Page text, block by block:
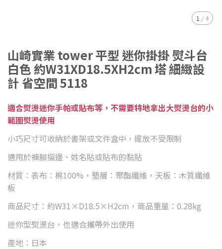
1 / 4
山崎實業 tower 平型 迷你掛掛 熨斗台
白色 約W31XD18.5XH2cm 塔 細緻設
計 省空間 5118
適合熨燙迷你手帕或貼布等，不需要特地拿出大熨燙台的小
範圍熨燙使用
小巧尺寸可收納於書架或文件盒中，擺放不受限制
適用於褲腳摺邊、姓名貼或貼布的黏貼
材質：表布：棉100%，墊層：聚酯纖維，天板：木質纖維
板
商品尺寸：約W31×D18.5×H2cm，商品重量：0.28kg
迷你型熨燙台，也適合攜帶外出使用
產地：日本